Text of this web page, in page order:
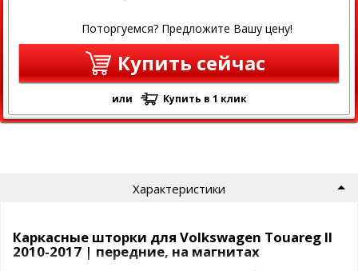
Поторгуемся? Предложите Вашу цену!
Купить сейчас
или Купить в 1 клик
Характеристики
Каркасные шторки для Volkswagen Touareg II
2010-2017 | передние, на магнитах